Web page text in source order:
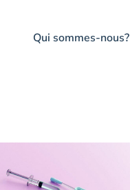
Qui sommes-nous?